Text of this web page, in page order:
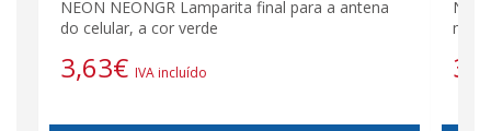
NEON NEONGR Lamparita final para a antena
do celular, a cor verde
3,63€ IVA incluído